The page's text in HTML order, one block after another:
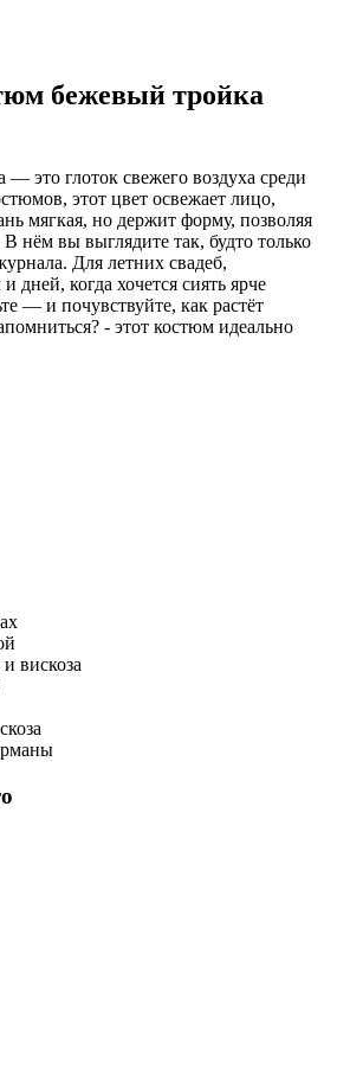
бежевый тройка
— это глоток свежего воздуха среди
этот цвет освежает лицо,
мягкая, но держит форму, позволяя
нём вы выглядите так, будто только
Для летних свадеб,
дней, когда хочется сиять ярче
— и почувствуйте, как растёт
- этот костюм идеально
вискоза